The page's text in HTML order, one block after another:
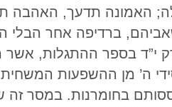
תדעך, האהבה
ברדיפה אחר הבלי
י”ד בספר ההתגלות, אשר
ה’ מן ההשפעות
בחומרנות. במסר